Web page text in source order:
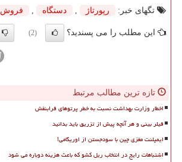
تگهای خبر:
رپورتاژ , دستگاه , فروش
این مطلب را می پسندید؟ (2)
تازه ترین مطالب مرتبط
اخطار وزارت بهداشت نسبت به خطر پرتوهای فرابنفش
فیلر بینی و هر آنچه پیش از تزریق باید بدانید
ایمپلنت مغزی چین با سودجستن از اوریگامی!
اشتباهات رایج در انتخاب ریل کشو که باعث هزینه دوباره می شود